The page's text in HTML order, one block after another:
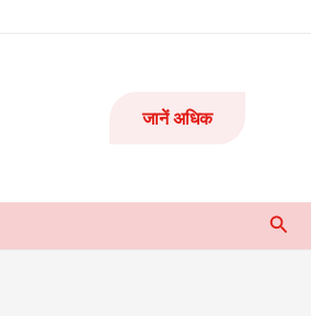
जानें अधिक